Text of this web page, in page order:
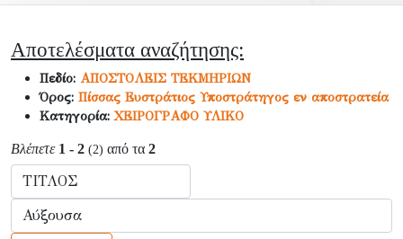
Αποτελέσματα αναζήτησης:
Πεδίο: ΑΠΟΣΤΟΛΕΙΣ ΤΕΚΜΗΡΙΩΝ
Όρος: Πίσσας Ευστράτιος Υποστράτηγος εν αποστρατεία
Κατηγορία:ΧΕΙΡΟΓΡΑΦΟ ΥΛΙΚΟ
Βλέπετε 1 - 2 (2) από τα 2